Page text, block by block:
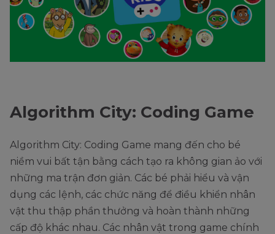
Algorithm City: Coding Game
Algorithm City: Coding Game mang đến cho bé
niềm vui bất tận bằng cách tạo ra không gian ảo với
những ma trận đơn giản. Các bé phải hiểu và vận
dụng các lệnh, các chức năng để điều khiển nhân
vật thu thập phần thưởng và hoàn thành những
cấp độ khác nhau. Các nhân vật trong game chính